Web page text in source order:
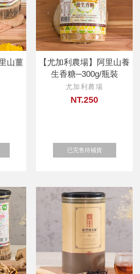
山薑
【尤加利農場】阿里山養
生香糖─300g/瓶裝
尤加利農場
NT.250
已完售待補貨